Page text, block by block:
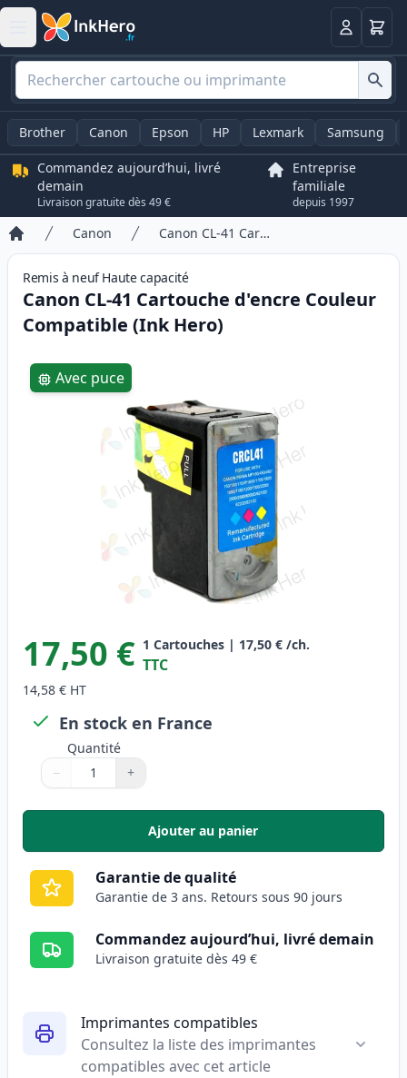
Panier
Brother Canon Epson HP Lexmark Samsung
Commandez aujourd’hui, livré
demain
Livraison gratuite dès 49 €
Entreprise
familiale
depuis 1997
Accueil
Canon Canon CL-41 Cartouche d'encre Couleur Compatible (Ink Hero)
Remis à neuf Hautecapacité
Canon CL-41 Cartouche d'encre Couleur
Compatible (Ink Hero)
Imprimantes compatibles
Consultez la liste des imprimantes
compatibles avec cet article
Product information
Avec puce
17,50 € 1 Cartouches | 17,50 € /ch.
TTC
14,58 € HT
En stock en France
Quantité
Quantité
Utilisez les boutons pour ajuster
− +
Quantité
Ajouter au panier
,Canon CL-41 cartouche
Garantie de qualité
Garantie de 3 ans. Retours sous 90 jours
Commandez aujourd’hui, livré demain
Livraison gratuite dès 49 €